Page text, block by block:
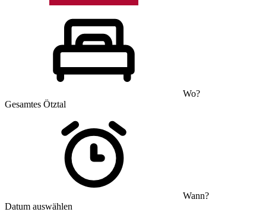
Wo?
Gesamtes Ötztal
Wann?
Datum auswählen